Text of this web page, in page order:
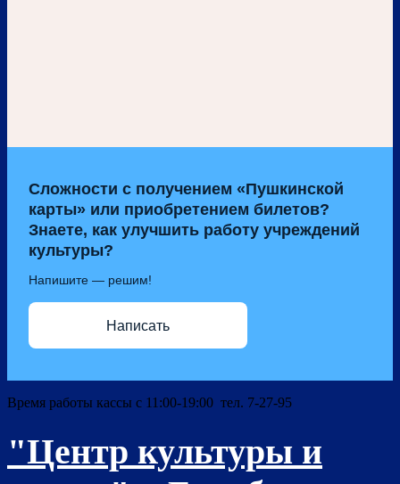
Сложности с получением «Пушкинской
карты» или приобретением билетов?
Знаете, как улучшить работу учреждений
культуры?
Напишите — решим!
Написать
Время работы кассы с 11:00-19:00 тел. 7-27-95
"Центр культуры и